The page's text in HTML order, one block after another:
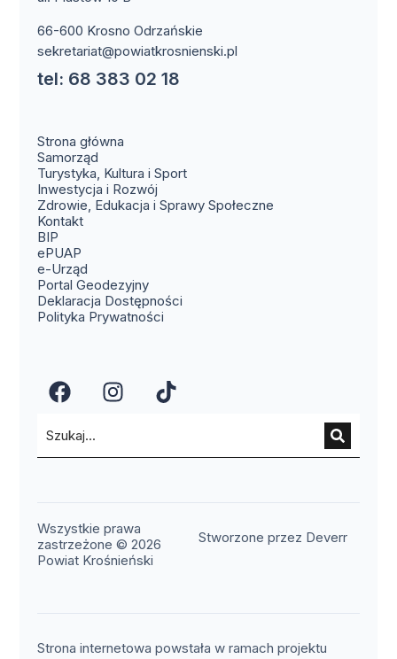
66-600 Krosno Odrzańskie
sekretariat@powiatkrosnienski.pl
tel: 68 383 02 18
Strona główna
Samorząd
Turystyka, Kultura i Sport
Inwestycja i Rozwój
Zdrowie, Edukacja i Sprawy Społeczne
Kontakt(otwiera się w nowym oknie)
BIP
ePUAP
e-Urząd
Portal Geodezyjny(otwiera się w nowym oknie)
Deklaracja Dostępności
Polityka Prywatności
(otwiera się w nowym oknie)
(otwiera się w nowym
(otwiera się w
Wszystkie prawa
zastrzeżone © 2026
Powiat Krośnieński
Stworzone przez Deverr
Strona internetowa powstała w ramach projektu